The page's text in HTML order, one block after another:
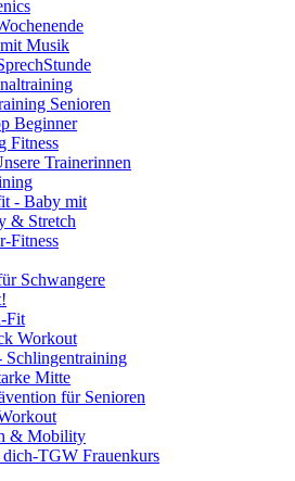
Musik
Senioren
Beginner
Fitness
Trainerinnen
- Baby mit
& Stretch
Fitness
Schwangere
Fit
Workout
Mitte
für Senioren
& Mobility
TGW Frauenkurs